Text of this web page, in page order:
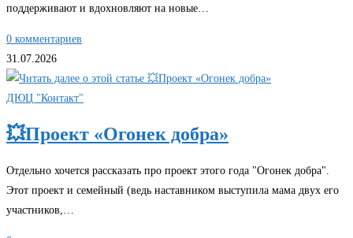
поддерживают и вдохновляют на новые…
0 комментариев
31.07.2026
ДЮЦ "Контакт"
💥Проект «Огонек добра»
Отдельно хочется рассказать про проект этого года "Огонек добра".
Этот проект и семейный (ведь наставником выступила мама двух его
участников,…